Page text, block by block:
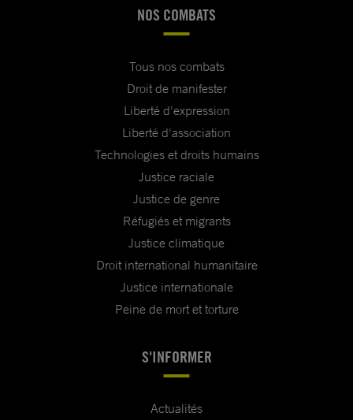
NOS COMBATS
Tous nos combats
Droit de manifester
Liberté d'expression
Liberté d'association
Technologies et droits humains
Justice raciale
Justice de genre
Réfugiés et migrants
Justice climatique
Droit international humanitaire
Justice internationale
Peine de mort et torture
S'INFORMER
Actualités